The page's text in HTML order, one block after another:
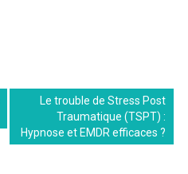
Le trouble de Stress Post
Traumatique (TSPT) :
Hypnose et EMDR efficaces ?